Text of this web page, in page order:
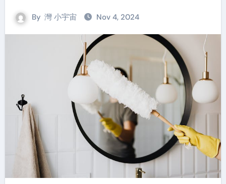
By 灣 小宇宙 Nov 4, 2024